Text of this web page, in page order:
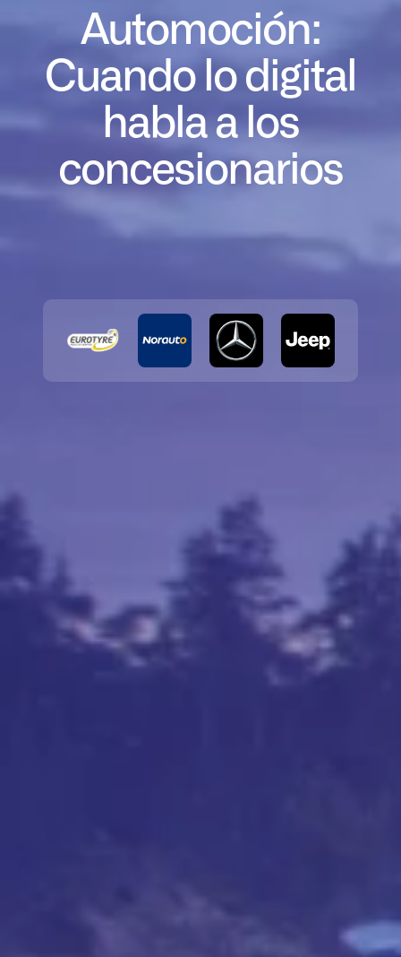
Automoción:
Cuando lo digital
habla a los
concesionarios